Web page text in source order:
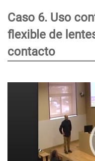
Caso 6. Uso
flexible de
contacto